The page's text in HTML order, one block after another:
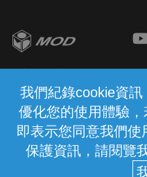
我們紀錄cookie資
優化您的使用體驗，
即表示您同意我們使
保護資訊，請閱覽
中華電信股份有
(統一編號：